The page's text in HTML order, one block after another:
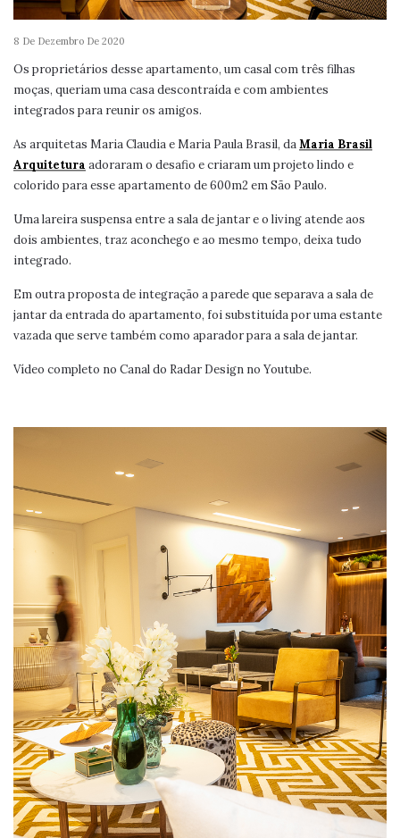
8 De Dezembro De 2020
Os proprietários desse apartamento, um casal com três filhas
moças, queriam uma casa descontraída e com ambientes
integrados para reunir os amigos.
As arquitetas Maria Claudia e Maria Paula Brasil, daMaria Brasil
Arquitetura adoraram o desafio e criaram um projeto lindo e
colorido para esse apartamento de 600m2 em São Paulo.
Uma lareira suspensa entre a sala de jantar e o living atende aos
dois ambientes, traz aconchego e ao mesmo tempo, deixa tudo
integrado.
Em outra proposta de integração a parede que separava a sala de
jantar da entrada do apartamento, foi substituída por uma estante
vazada que serve também como aparador para a sala de jantar.
Vídeo completo no Canal do Radar Design no Youtube.